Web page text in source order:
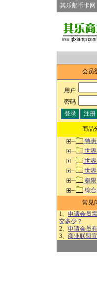
其乐邮币卡网
会员
用户:
密码:
商品
特
世
世
世
极
综
常见
1、 申请会员
交多少？
2、 申请会员
3、 商业联盟